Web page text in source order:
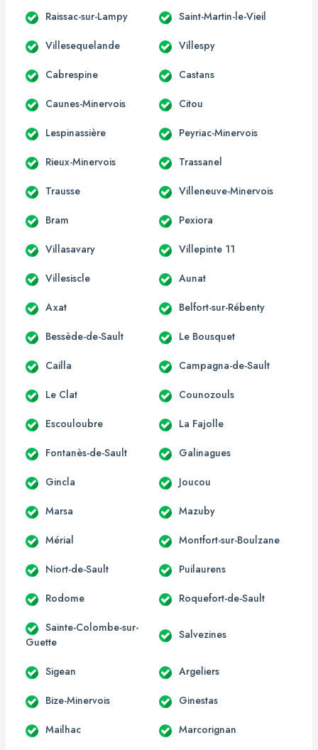
Raissac-sur-Lampy Saint-Martin-le-Vieil
Villesequelande Villespy
Cabrespine Castans
Caunes-Minervois Citou
Lespinassière Peyriac-Minervois
Rieux-Minervois Trassanel
Trausse Villeneuve-Minervois
Bram Pexiora
Villasavary Villepinte 11
Villesiscle Aunat
Axat Belfort-sur-Rébenty
Bessède-de-Sault Le Bousquet
Cailla Campagna-de-Sault
Le Clat Counozouls
Escouloubre La Fajolle
Fontanès-de-Sault Galinagues
Gincla Joucou
Marsa Mazuby
Mérial Montfort-sur-Boulzane
Niort-de-Sault Puilaurens
Rodome Roquefort-de-Sault
Sainte-Colombe-sur-
Guette
Salvezines
Sigean Argeliers
Bize-Minervois Ginestas
Mailhac Marcorignan